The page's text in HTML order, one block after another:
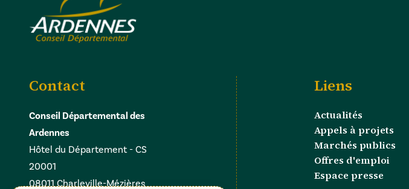
Contact
Conseil Départemental des
Ardennes
Hôtel du Département - CS
20001
08011 Charleville-Mézières
Liens
Actualités
Appels à projets
Marchés publics
Offres d'emploi
Espace presse